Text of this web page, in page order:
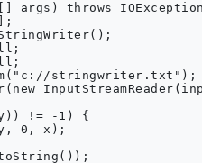
args) throws
!= -1) {
0, x);